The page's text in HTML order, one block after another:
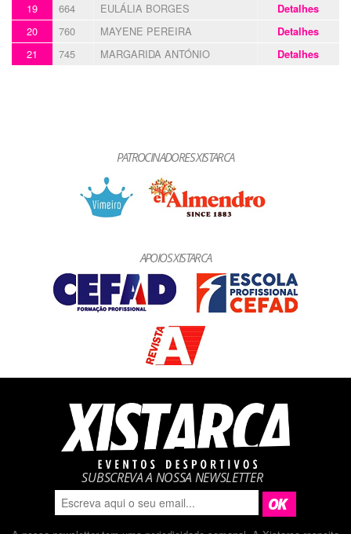
19 664 EULÁLIA BORGES Detalhes
20 760 MAYENE PEREIRA Detalhes
21 745 MARGARIDA ANTÓNIO Detalhes
PATROCINADORES XISTARCA
APOIOS XISTARCA
SUBSCREVA A NOSSA NEWSLETTER